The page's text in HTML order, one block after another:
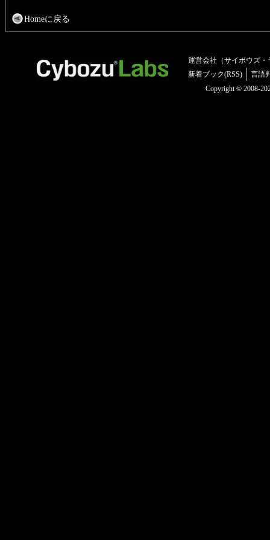
Homeに戻る
運営会社（サイボウズ・
新着ブック(RSS)
言語
Copyright © 2008-